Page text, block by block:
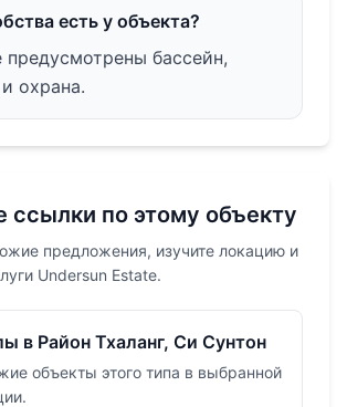
есть у объекта?
предусмотрены бассейн,
охрана.
ссылки по этому объекту
предложения, изучите локацию и
Undersun Estate.
в Район Тхаланг, Си Сунтон
объекты этого типа в выбранной